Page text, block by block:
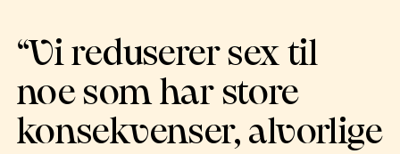
“Vi reduserer sex til
noe som har store
konsekvenser, alvorlige